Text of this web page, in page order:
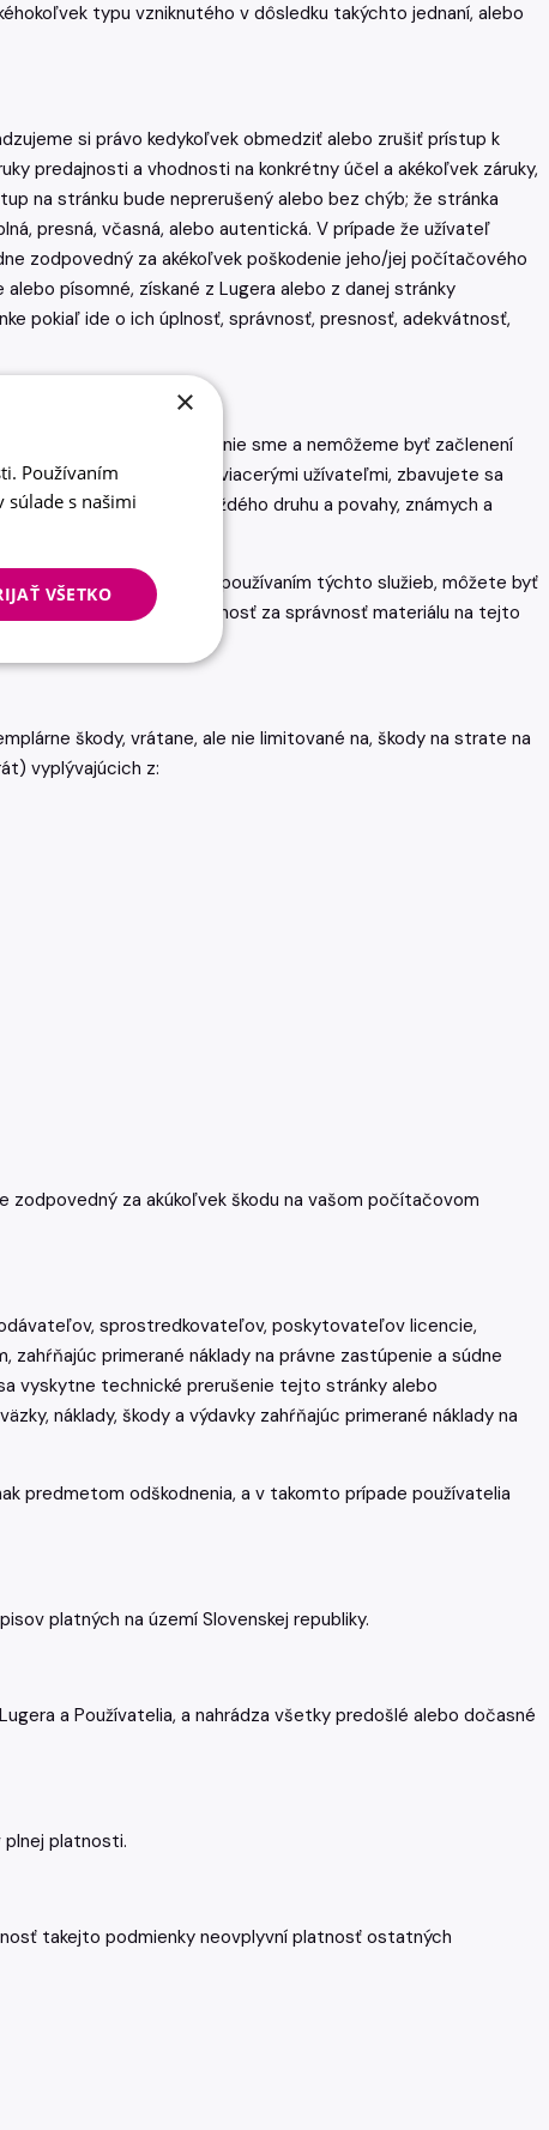
typu vzniknutého v dôsledku takýchto jednaní, alebo
si právo kedykoľvek obmedziť alebo zrušiť prístup k
predajnosti a vhodnosti na konkrétny účel a akékoľvek záruky,
na stránku bude neprerušený alebo bez chýb; že stránka
presná, včasná, alebo autentická. V prípade že užívateľ
zodpovedný za akékoľvek poškodenie jeho/jej počítačového
písomné, získané z Lugera alebo z danej stránky
pokiaľ ide o ich úplnosť, správnosť, presnosť, adekvátnosť,
kým tvrdí, že je. Pretože nie sme a nemôžeme byť začlenení
spor s jedným alebo viacerými užívateľmi, zbavujete sa
a nepriamych) každého druhu a povahy, známych a
obsahu. Rozumiete, že používaním týchto služieb, môžete byť
nepreberá zodpovednosť za správnosť materiálu na tejto
webovú stránku.
škody, vrátane, ale nie limitované na, škody na strate na
vyplývajúcich z:
zodpovedný za akúkoľvek škodu na vašom počítačovom
sprostredkovateľov, poskytovateľov licencie,
primerané náklady na právne zastúpenie a súdne
vyskytne technické prerušenie tejto stránky alebo
náklady, škody a výdavky zahŕňajúc primerané náklady na
predmetom odškodnenia, a v takomto prípade používatelia
platných na území Slovenskej republiky.
a Používatelia, a nahrádza všetky predošlé alebo dočasné
platnosti.
takejto podmienky neovplyvní platnosť ostatných
×
Používaním
súlade s našimi
VŠETKO